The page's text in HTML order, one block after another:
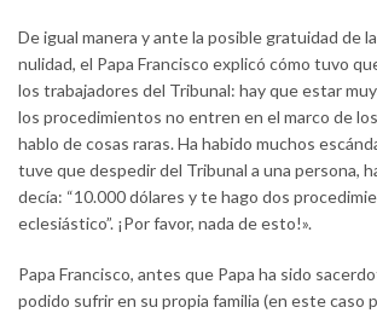
De igual manera y ante la posible gratuidad de
nulidad, el Papa Francisco explicó cómo tuvo
los trabajadores del Tribunal: hay que estar
los procedimientos no entren en el marco de
hablo de cosas raras. Ha habido muchos
tuve que despedir del Tribunal a una persona,
decía: “10.000 dólares y te hago dos
eclesiástico”. ¡Por favor, nada de esto!».
Papa Francisco, antes que Papa ha sido
podido sufrir en su propia familia (en este caso